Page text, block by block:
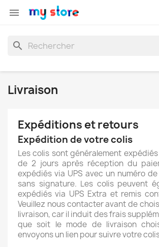

search
Livraison
Expéditions et retours
Expédition de votre colis
Les colis sont généralement
de 2 jours après réception du
expédiés via UPS avec un numéro
sans signature. Les colis peuvent
expédiés via UPS Extra et remis
Veuillez nous contacter avant de
livraison, car il induit des frais
que soit le mode de livraison
envoyons un lien pour suivre votre